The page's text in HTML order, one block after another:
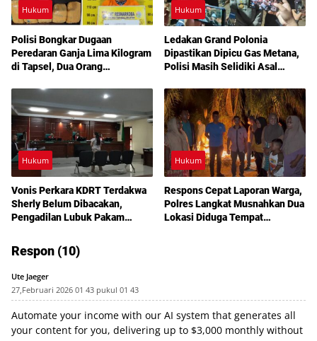
Hukum
Polisi Bongkar Dugaan
Peredaran Ganja Lima Kilogram
di Tapsel, Dua Orang
Hukum
Ledakan Grand Polonia
Dipastikan Dipicu Gas Metana,
Polisi Masih Selidiki Asal
Hukum
Vonis Perkara KDRT Terdakwa
Sherly Belum Dibacakan,
Pengadilan Lubuk Pakam
Akhir Juli
Hukum
Respons Cepat Laporan Warga,
Polres Langkat Musnahkan Dua
Lokasi Diduga Tempat
Respon (10)
Ute Jaeger
27,Februari 2026 01 43 pukul 01 43
Automate your income with our AI system that generates all
your content for you, delivering up to $3,000 monthly without